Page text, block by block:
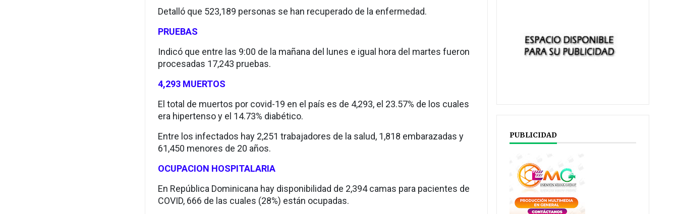
Detalló que 523,189 personas se han recuperado de la enfermedad.
PRUEBAS
Indicó que entre las 9:00 de la mañana del lunes e igual hora del martes fueron
procesadas 17,243 pruebas.
4,293 MUERTOS
El total de muertos por covid-19 en el país es de 4,293, el 23.57% de los cuales
era hipertenso y el 14.73% diabético.
Entre los infectados hay 2,251 trabajadores de la salud, 1,818 embarazadas y
61,450 menores de 20 años.
OCUPACION HOSPITALARIA
En República Dominicana hay disponibilidad de 2,394 camas para pacientes de
COVID, 666 de las cuales (28%) están ocupadas.
PUBLICIDAD